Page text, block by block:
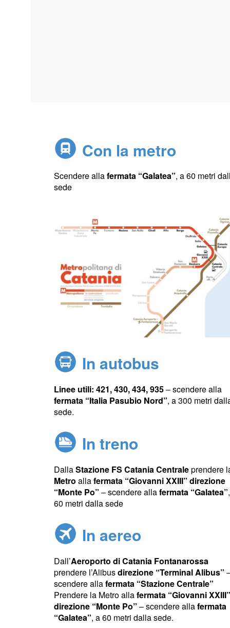
Con la metro
Scendere allafermata “Galatea”, a 60 metri
sede
In autobus
Linee utili: 421, 430, 434, 935– scendere alla
fermata “Italia Pasubio Nord”, a 300 metri
sede.
In treno
DallaStazione FS Catania Centraleprendere
Metro allafermata “Giovanni XXIII” direzione
“Monte Po” – scendere allafermata “Galatea”
60 metri dalla sede
In aereo
Dall’Aeroporto di Catania Fontanarossa
prendere l’Alibusdirezione “Terminal Alibus”
scendere allafermata “Stazione Centrale”
Prendere la Metro allafermata “Giovanni XXIII”
direzione “Monte Po” – scendere allafermata
“Galatea”, a 60 metri dalla sede.